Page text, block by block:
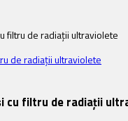
filtru de radiații ultraviolete
cu filtru de radiații